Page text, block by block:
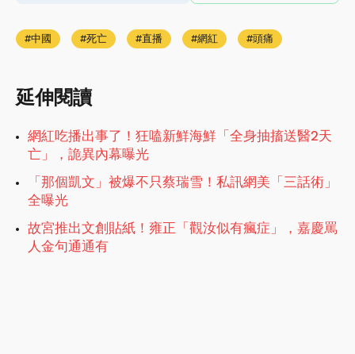
中國 死亡 直播 網紅 頭痛
延伸閱讀
網紅吃播出事了！狂嗑新鮮海鮮「全身抽搐送醫2天
亡」，詭異內幕曝光
「那個凱文」被爆不只蔡瑞雪！私訊網美「三話術」
全曝光
故宮推出文創貼紙！雍正「觀汝似有瘋症」，嘉慶罵
人金句通通有